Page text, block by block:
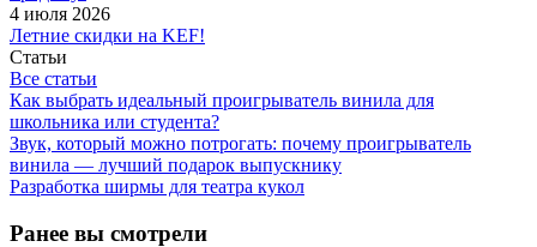
4 июля 2026
Летние скидки на KEF!
Статьи
Все статьи
Как выбрать идеальный проигрыватель винила для
школьника или студента?
Звук, который можно потрогать: почему проигрыватель
винила — лучший подарок выпускнику
Разработка ширмы для театра кукол
Ранее вы смотрели